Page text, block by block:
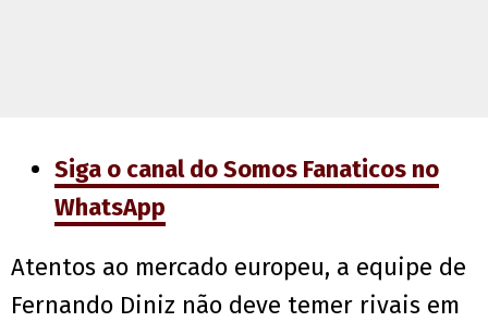
Siga o canal do Somos Fanaticos no
WhatsApp
Atentos ao mercado europeu, a equipe de
Fernando Diniz não deve temer rivais em